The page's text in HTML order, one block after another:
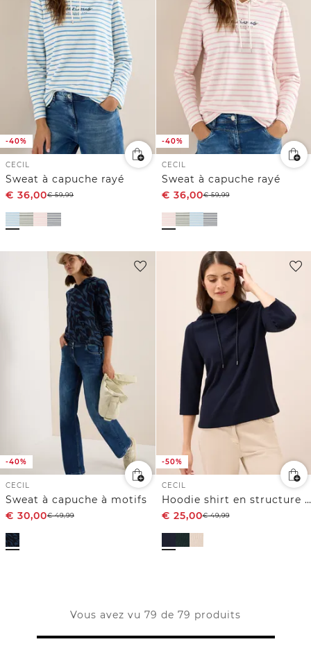
-40%
CECIL
Sweat à capuche rayé
€ 36,00€59,99
-40%
CECIL
Sweat à capuche rayé
€ 36,00€59,99
-40%
CECIL
Sweat à capuche à motifs
€ 30,00€49,99
-50%
CECIL
Hoodie shirt en structure côtelée
€ 25,00€49,99
Vous avez vu 79 de 79 produits